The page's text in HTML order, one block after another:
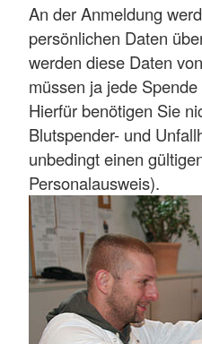
An der Anmeldung
persönlichen Daten
werden diese Daten
müssen ja jede
Hierfür benötigen Sie
Blutspender- und
unbedingt einen
Personalausweis).